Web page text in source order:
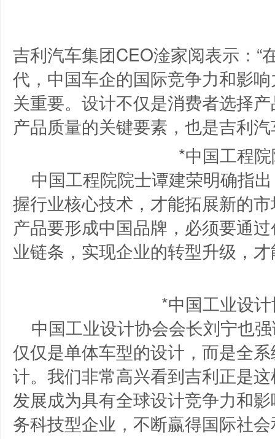
吉利汽车集团CEO淦家阅表示：“
代，中国车企的国际竞争力和影
关重要。设计不仅是消费者选择
产品质量的关键要素，也是吉利
*中国工程
中国工程院院士谭建荣明确指
握行业核心技术，才能拓展新的
产品要形成中国品牌，必须要通
业链条，实现企业的转型升级，
*中国工业设
中国工业设计协会会长刘宁也
仅仅是单体车型的设计，而是全
计。我们非常高兴看到吉利正是
发展成为具有全球设计竞争力和
务科技型企业，不断赢得国际社